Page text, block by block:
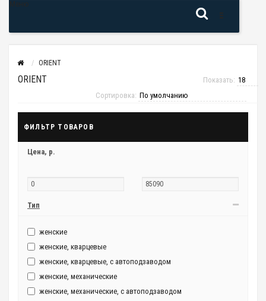
ORIENT
ORIENT
Показать:
Сортировка:
ФИЛЬТР ТОВАРОВ
Цена, р.
Тип
женские
женские, кварцевые
женские, кварцевые, с автоподзаводом
женские, механические
женские, механические, с автоподзаводом